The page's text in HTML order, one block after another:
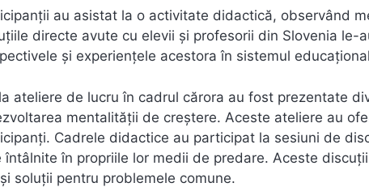
au asistat la o activitate didactică, observând
directe avute cu elevii și profesorii din Slovenia le-
și experiențele acestora în sistemul
ateliere de lucru în cadrul cărora au fost prezentate
mentalității de creștere. Aceste ateliere au
Cadrele didactice au participat la sesiuni de
întâlnite în propriile lor medii de predare. Aceste
soluții pentru problemele comune.